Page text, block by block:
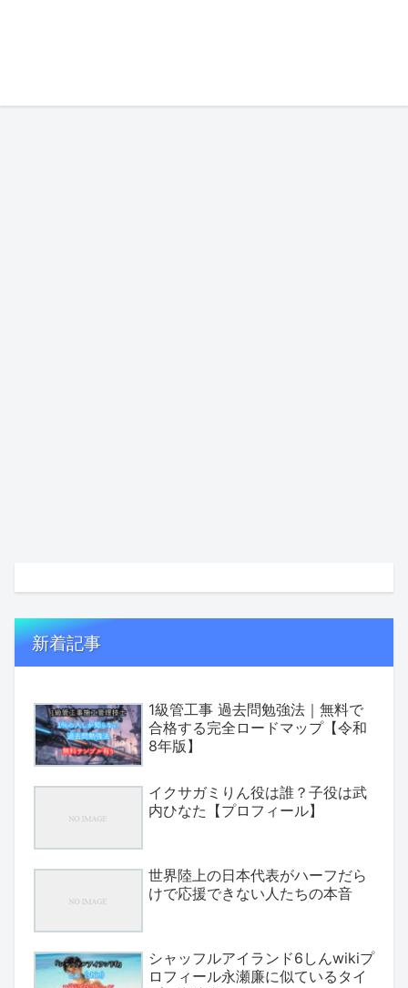
新着記事
1級管工事 過去問勉強法｜無料で
合格する完全ロードマップ【令和
8年版】
イクサガミりん役は誰？子役は武
内ひなた【プロフィール】
世界陸上の日本代表がハーフだら
けで応援できない人たちの本音
シャッフルアイランド6しんwikiプ
ロフィール永瀬廉に似ているタイ